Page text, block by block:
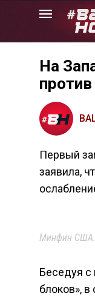
Skip
На
Первый
заявила,
Минфин
Беседуя с
блоков»,